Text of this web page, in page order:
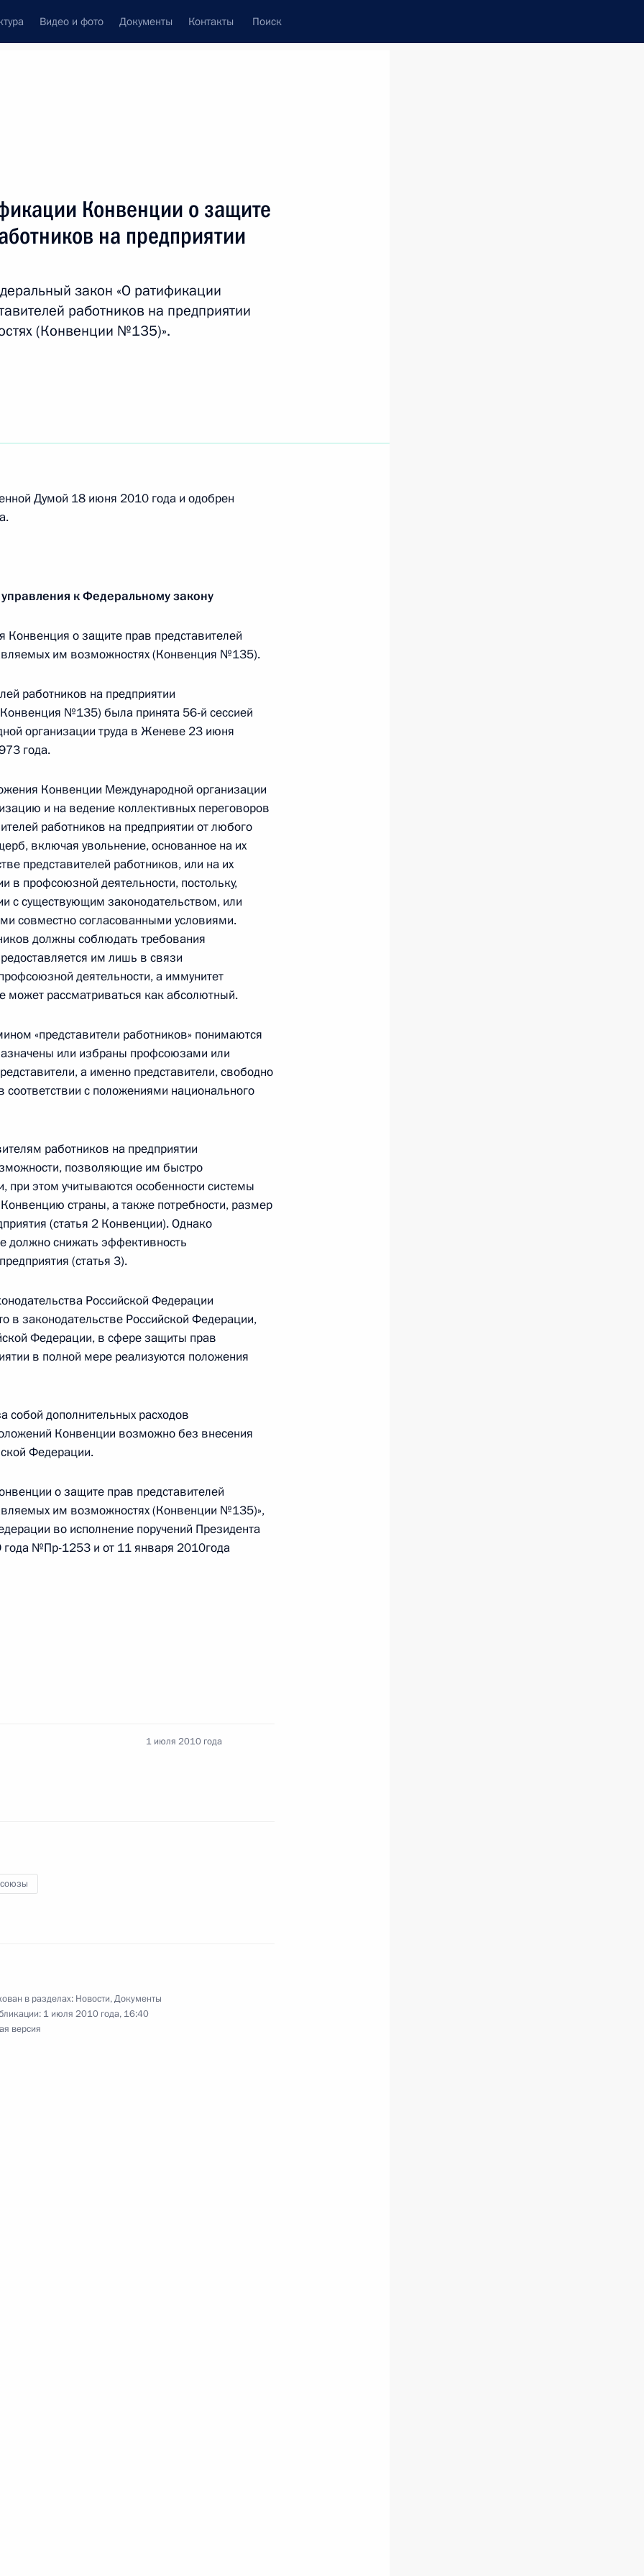
Видео и фото Документы Контакты Поиск
следующие материалы
независимых профсоюзов
кодекса
независимых
кругов и профсоюзов
центров экономик –
независимых профсоюзов
демонстрации,
организаций
о защите прав
«О профессиональных
Конвенции о защите
на предприятии
закон «О ратификации
работников на предприятии
(Конвенции №135)».
Думой 18 июня 2010 года и одобрен
к Федеральному закону
о защите прав представителей
им возможностях (Конвенция №135).
работников на предприятии
№135) была принята 56-й сессией
организации труда в Женеве 23 июня
года.
Конвенции Международной организации
и на ведение коллективных переговоров
работников на предприятии от любого
включая увольнение, основанное на их
представителей работников, или на их
в профсоюзной деятельности, постольку,
с существующим законодательством, или
совместно согласованными условиями.
должны соблюдать требования
им лишь в связи
деятельности, а иммунитет
может рассматриваться как абсолютный.
«представители работников» понимаются
или избраны профсоюзами или
а именно представители, свободно
с положениями национального
работников на предприятии
позволяющие им быстро
этом учитываются особенности системы
страны, а также потребности, размер
(статья 2 Конвенции). Однако
должно снижать эффективность
(статья 3).
Российской Федерации
в законодательстве Российской Федерации,
Федерации, в сфере защиты прав
в полной мере реализуются положения
собой дополнительных расходов
Конвенции возможно без внесения
Федерации.
о защите прав представителей
им возможностях (Конвенции №135)»,
во исполнение поручений Президента
№Пр-1253 и от 11 января 2010года
1 июля 2010 года
в разделах: Новости,Документы
1 июля 2010 года, 16:40
версия